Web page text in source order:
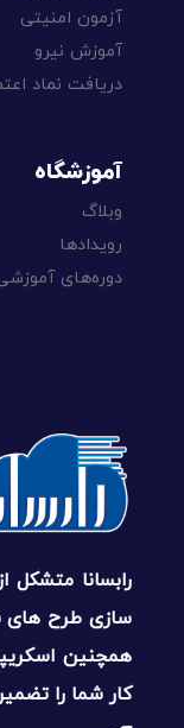
آزمون امنیتی
آموزش نیرو
دریافت نماد
آموزشگاه
وبلاگ
رویدادها
دوره‌های
رابسانا متشکل
سازی طرح های
همچنین
کار شما را